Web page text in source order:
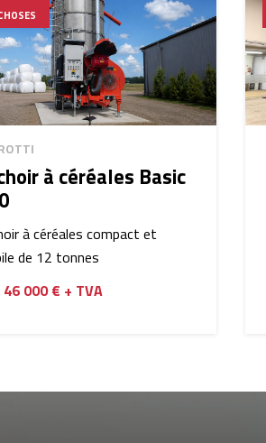
à céréales Basic
à céréales compact et
de 12 tonnes
46 000 € + TVA